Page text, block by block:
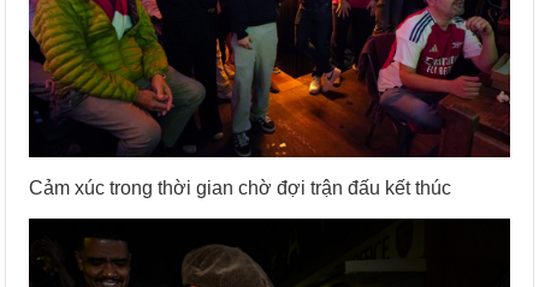
Cảm xúc trong thời gian chờ đợi trận đấu kết thúc